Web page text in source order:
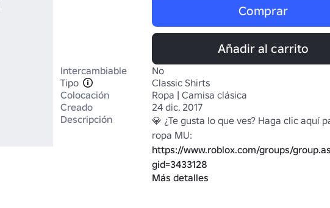
Comprar
Añadir al carrito
Intercambiable
No
Tipo
Classic Shirts
Colocación
Ropa | Camisa clásica
Creado
24 dic. 2017
Descripción
💎 ¿Te gusta lo que ves? Haga clic aquí
https://www.roblox.com/groups/
gid=3433128
MU x SynxChazz
Más detalles